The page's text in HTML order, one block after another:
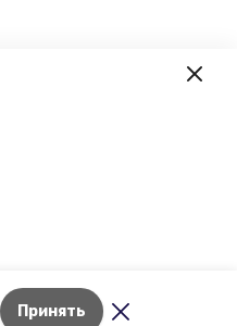
Принять
Лента новостей